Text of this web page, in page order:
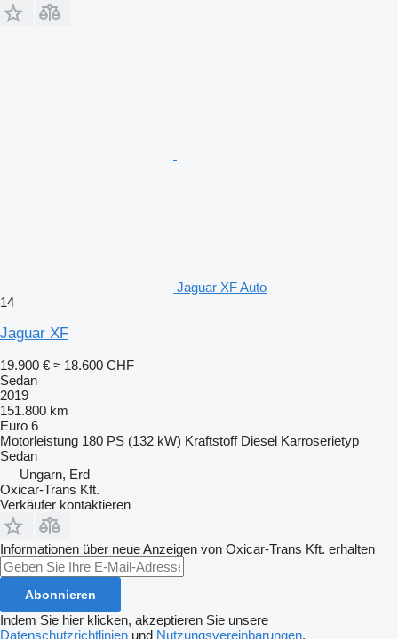
Jaguar XF Auto
14
Jaguar XF
19.900 € ≈ 18.600 CHF
Sedan
2019
151.800 km
Euro 6
Motorleistung 180 PS (132 kW) Kraftstoff Diesel Karroserietyp
Sedan
Ungarn, Erd
Oxicar-Trans Kft.
Verkäufer kontaktieren
Informationen über neue Anzeigen von Oxicar-Trans Kft. erhalten
Abonnieren
Indem Sie hier klicken, akzeptieren Sie unsere
Datenschutzrichtlinien und Nutzungsvereinbarungen.